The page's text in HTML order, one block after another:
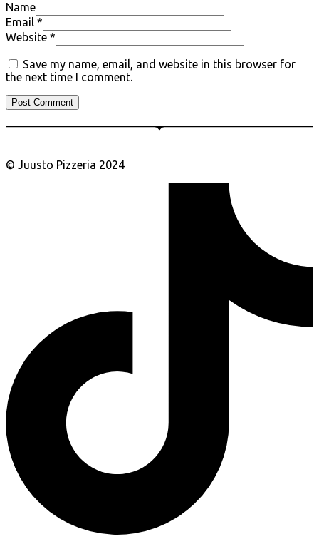
Name
Email *
Website *
Save my name, email, and website in this browser for
the next time I comment.
© Juusto Pizzeria 2024